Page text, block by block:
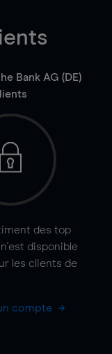
Bank AG (DE)
des top
disponible
les clients de
compte